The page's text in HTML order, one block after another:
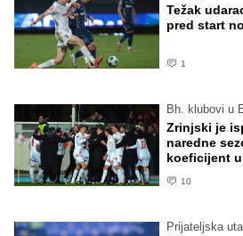
Težak
pred start
1
Bh. klubovi u
Zrinjski je
naredne
koeficijent
10
Prijateljska